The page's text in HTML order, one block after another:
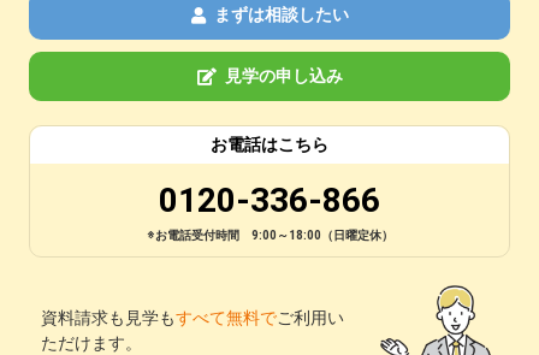
まずは相談したい
見学の申し込み
お電話はこちら
0120-336-866
※お電話受付時間 9:00～18:00（日曜定休）
資料請求も見学もすべて無料でご利用い
ただけます。